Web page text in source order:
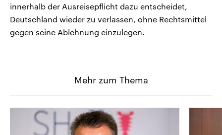
innerhalb der Ausreisepflicht dazu entscheidet,
Deutschland wieder zu verlassen, ohne Rechtsmittel
gegen seine Ablehnung einzulegen.
Mehr zum Thema